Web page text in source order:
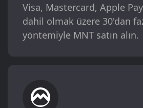
Visa, Mastercard, Apple
dahil olmak üzere 30'dan
yöntemiyle MNT satın alın.